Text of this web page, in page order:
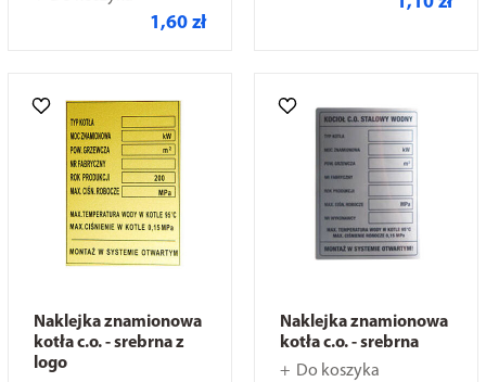
1,60 zł
Naklejka znamionowa
kotła c.o. - srebrna z
logo
Naklejka znamionowa
kotła c.o. - srebrna
Do koszyka